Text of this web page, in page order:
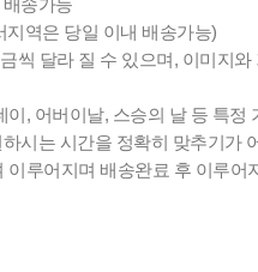
배송가능
역은 당일 이내 배송가능)
씩 달라 질 수 있으며, 이미지
, 어버이날, 스승의 날 등 특정
시는 시간을 정확히 맞추기가
루어지며 배송완료 후 이루어